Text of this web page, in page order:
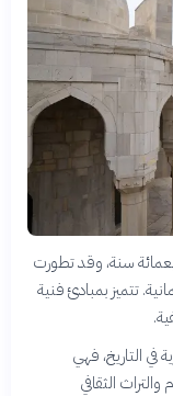
سنة، وقد تطورت
تتميز بمبادئ فنية
في التاريخ، فهي
الثقافي